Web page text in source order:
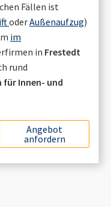
Fällen ist
oderAußenaufzug)
im
in Frestedt
rund
für Innen- und
Angebot
anfordern